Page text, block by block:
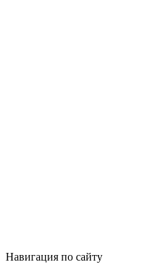
Навигация по сайту